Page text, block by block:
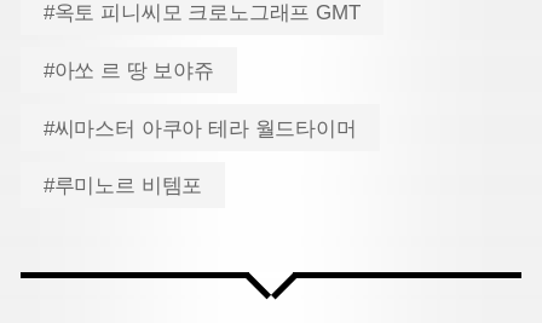
#옥토 피니씨모 크로노그래프 GMT
#아쏘 르 땅 보야쥬
#씨마스터 아쿠아 테라 월드타이머
#루미노르 비템포